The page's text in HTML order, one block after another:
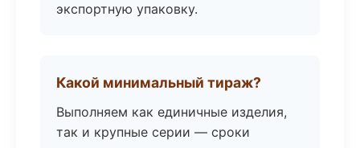
экспортную упаковку.
Какой минимальный тираж?
Выполняем как единичные изделия,
так и крупные серии — сроки